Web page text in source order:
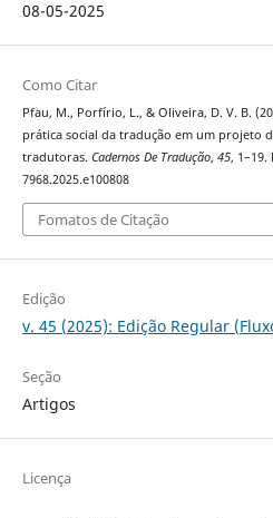
08-05-2025
Como Citar
Pfau, M., Porfírio, L., & Oliveira, D. V. B.
prática social da tradução em um projeto
tradutoras. Cadernos De Tradução, 45,
7968.2025.e100808
Fomatos de Citação
Edição
v. 45 (2025): Edição Regular
Seção
Artigos
Licença